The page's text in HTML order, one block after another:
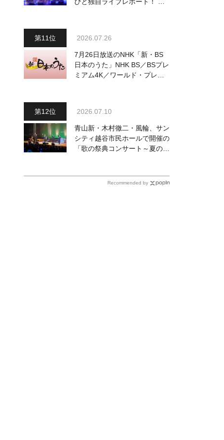
2026.07.26
7月26日放送のNHK「新・BS
日本のうた」NHK BS／BSプレ
ミアム4K／ワールド・プレミ
2026.07.10
青山新・木村徹二・風輪、サン
シティ越谷市民ホールで開催の
「歌の祭典コンサート～夏の陣
Recommended by